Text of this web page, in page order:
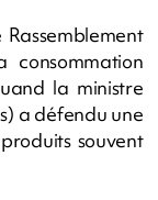
la ministre
a défendu une
souvent